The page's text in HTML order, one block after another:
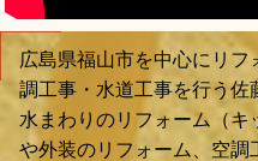
広島県福山市を中心にリ
調工事・水道工事を行う佐
水まわりのリフォーム（
や外装のリフォーム、空調